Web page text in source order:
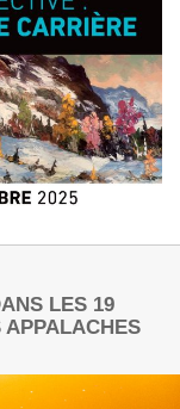
LES 19
APPALACHES